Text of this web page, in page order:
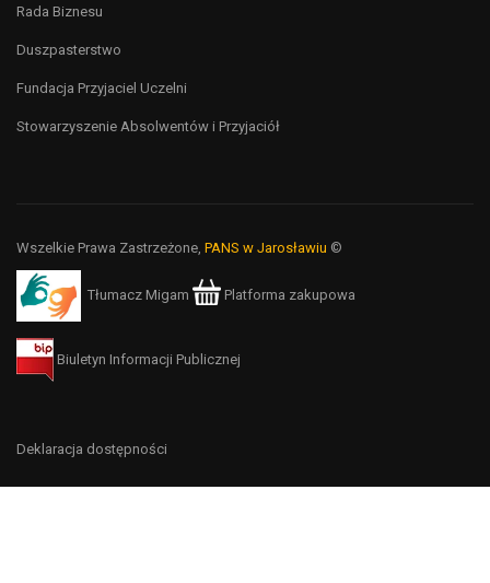
Rada Biznesu
Duszpasterstwo
Fundacja Przyjaciel Uczelni
Stowarzyszenie Absolwentów i Przyjaciół
Wszelkie Prawa Zastrzeżone, PANS w Jarosławiu ©
Tłumacz Migam Platforma zakupowa
Biuletyn Informacji Publicznej
Deklaracja dostępności